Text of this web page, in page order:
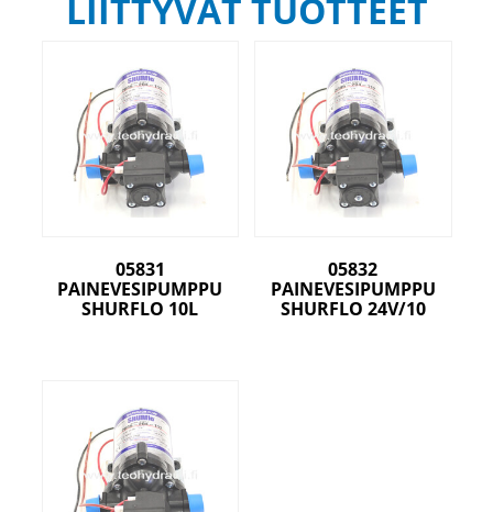
LIITTYVÄT TUOTTEET
05831
PAINEVESIPUMPPU
SHURFLO 10L
05832
PAINEVESIPUMPPU
SHURFLO 24V/10